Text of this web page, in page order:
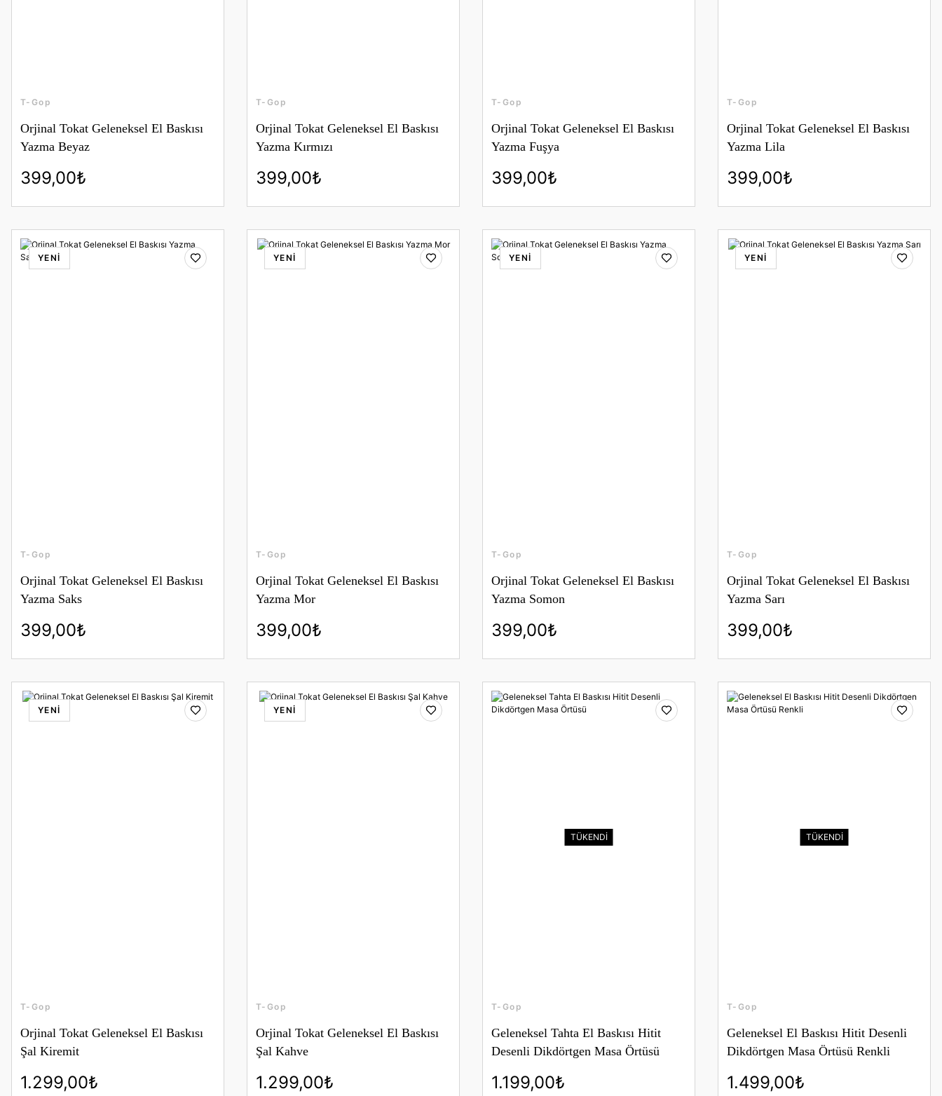
T-Gop
Orjinal Tokat Geleneksel El Baskısı
Yazma Beyaz
399,00₺
T-Gop
Orjinal Tokat Geleneksel El Baskısı
Yazma Kırmızı
399,00₺
T-Gop
Orjinal Tokat Geleneksel El Baskısı
Yazma Fuşya
399,00₺
T-Gop
Orjinal Tokat Geleneksel El Baskısı
Yazma Lila
399,00₺
YENİ
T-Gop
Orjinal Tokat Geleneksel El Baskısı
Yazma Saks
399,00₺
YENİ
T-Gop
Orjinal Tokat Geleneksel El Baskısı
Yazma Mor
399,00₺
YENİ
T-Gop
Orjinal Tokat Geleneksel El Baskısı
Yazma Somon
399,00₺
YENİ
T-Gop
Orjinal Tokat Geleneksel El Baskısı
Yazma Sarı
399,00₺
YENİ
T-Gop
Orjinal Tokat Geleneksel El Baskısı
Şal Kiremit
1.299,00₺
YENİ
T-Gop
Orjinal Tokat Geleneksel El Baskısı
Şal Kahve
1.299,00₺
TÜKENDİ
T-Gop
Geleneksel Tahta El Baskısı Hitit
Desenli Dikdörtgen Masa Örtüsü
1.199,00₺
TÜKENDİ
T-Gop
Geleneksel El Baskısı Hitit Desenli
Dikdörtgen Masa Örtüsü Renkli
1.499,00₺